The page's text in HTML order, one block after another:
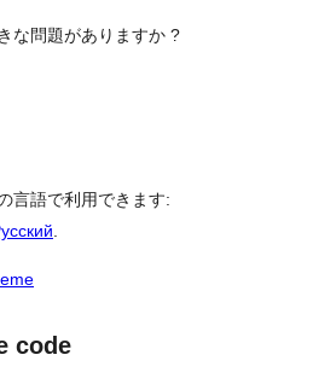
な問題がありますか ?
言語で利用できます:
.
code